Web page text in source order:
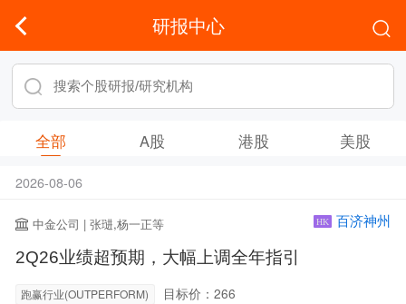
研报中心
全部 A股 港股 美股
2026-08-06
中金公司 | 张琎,杨一正等 HK 百济神州
2Q26业绩超预期，大幅上调全年指引
跑赢行业(OUTPERFORM) 目标价：266